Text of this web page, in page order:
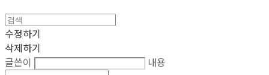
수정하기
삭제하기
글쓴이
내용